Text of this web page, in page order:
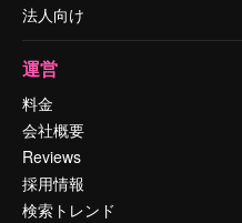
法人向け
運営
料金
会社概要
Reviews
採用情報
検索トレンド